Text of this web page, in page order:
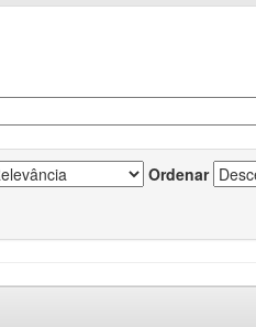
Ordenar